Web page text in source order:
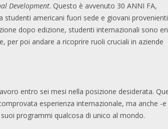
Development. Questo è avvenuto 30 ANNI FA,
americani fuori sede e giovani
dopo edizione, studenti internazionali sono
per poi andare a ricoprire ruoli cruciali in aziende
entro sei mesi nella posizione desiderata.
esperienza internazionale, ma anche -e
programmi qualcosa di unico al mondo.